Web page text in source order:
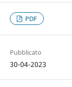
PDF
Pubblicato
30-04-2023